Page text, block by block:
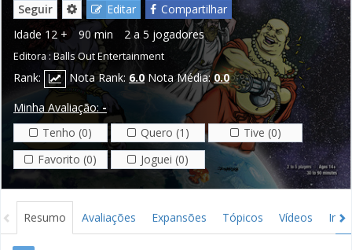
Seguir Editar
Compartilhar
Idade 12 + 90 min 2 a 5 jogadores
Editora : Balls Out Entertainment
Rank: Nota Rank: 6.0 Nota Média:0.0
Minha Avaliação:-
Tenho (0)
Quero (1)
Tive (0)
Favorito (0)
Joguei (0)
Resumo Avaliações Expansões Tópicos Vídeos